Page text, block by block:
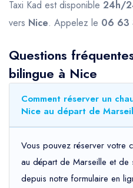
Taxi Kad est disponible 24h/
vers Nice. Appelez le 06 63
Questions
bilingue à Nice
Comment réserver un
Nice au départ de
Vous pouvez réserver votre
au départ de Marseille et de
depuis notre formulaire en